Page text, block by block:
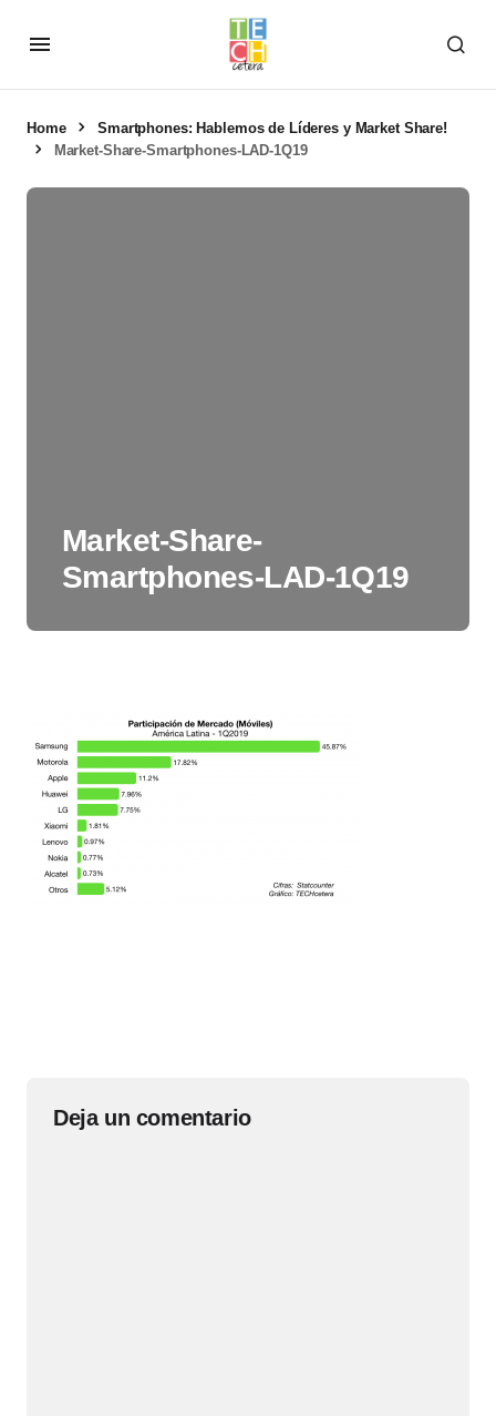
Home
Smartphones: Hablemos de Líderes y Market Share!
Market-Share-Smartphones-LAD-1Q19
Market-Share-
Smartphones-LAD-1Q19
Deja un comentario